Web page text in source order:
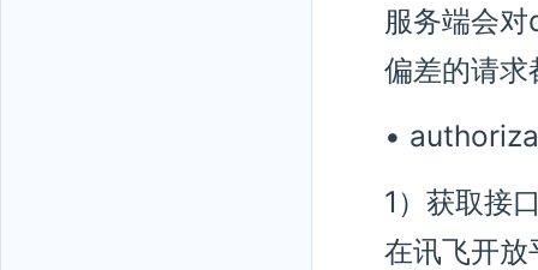
服务端会
偏差的请求
•
1）获取接
在讯飞开放